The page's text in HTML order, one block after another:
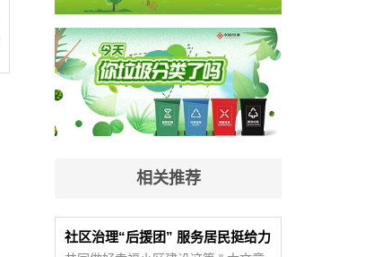
相关推荐
社区治理“后援团” 服务居民挺给力